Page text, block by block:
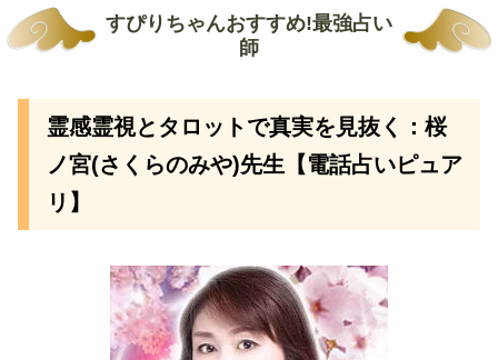
すぴりちゃんおすすめ!最強占い
師
霊感霊視とタロットで真実を見抜く：桜
ノ宮(さくらのみや)先生【電話占いピュア
リ】